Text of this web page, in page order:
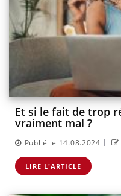
Et si le fait de trop
vraiment mal ?
Publié le 14.08.2024 |
LIRE L'ARTICLE